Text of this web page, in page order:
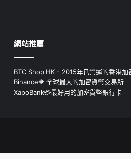
網站推薦
BTC Shop HK - 2015年已營運的香港加
Binance🔶 全球最大的加密貨幣交易所
XapoBank💳最好用的加密貨幣銀行卡